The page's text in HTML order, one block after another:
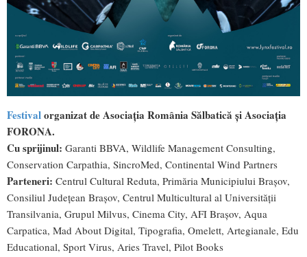
Festivalorganizat de Asociația România Sălbatică și Asociația
FORONA.
Cu sprijinul: Garanti BBVA, Wildlife Management Consulting,
Conservation Carpathia, SincroMed, Continental Wind Partners
Parteneri: Centrul Cultural Reduta, Primăria Municipiului Brașov,
Consiliul Județean Brașov, Centrul Multicultural al Universității
Transilvania, Grupul Milvus, Cinema City, AFI Brașov, Aqua
Carpatica, Mad About Digital, Tipografia, Omelett, Artegianale, Edu
Educational, Sport Virus, Aries Travel, Pilot Books